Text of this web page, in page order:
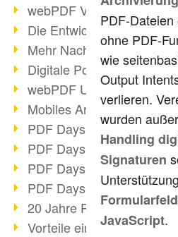
webPDF Video - Behind
Die Entwicklung von PDF/
Mehr Nachhaltigkeit
Digitale Post als PDF/A
webPDF Update
Mobiles Arbeiten mit PDF
PDF Days 2022
PDF Days 2022
PDF Days 2022
PDF Days Europe 2022
20 Jahre PDF/X (Teil 3)
Vorteile einer PDF-
PDF-Dateien
ohne PDF-
wie
Output
verlieren.
wurden
Handling
Signaturen
JavaScript.